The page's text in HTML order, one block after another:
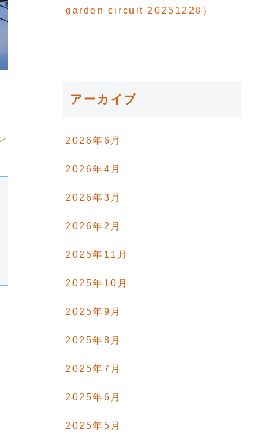
garden circuit 20251228）
アーカイブ
2026年6月
2026年4月
2026年3月
2026年2月
2025年11月
2025年10月
2025年9月
2025年8月
2025年7月
2025年6月
2025年5月